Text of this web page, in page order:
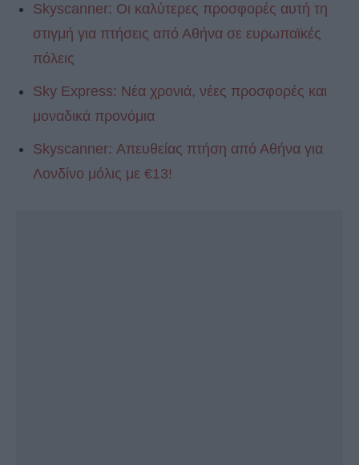
Skyscanner: Οι καλύτερες προσφορές αυτή τη
στιγμή για πτήσεις από Αθήνα σε ευρωπαϊκές
πόλεις
Sky Express: Νέα χρονιά, νέες προσφορές και
μοναδικά προνόμια
Skyscanner: Απευθείας πτήση από Αθήνα για
Λονδίνο μόλις με €13!